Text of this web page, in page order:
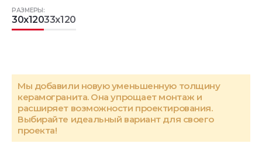
РАЗМЕРЫ:
30x12033x120
Мы добавили новую уменьшенную толщину
керамогранита. Она упрощает монтаж и
расширяет возможности проектирования.
Выбирайте идеальный вариант для своего
проекта!